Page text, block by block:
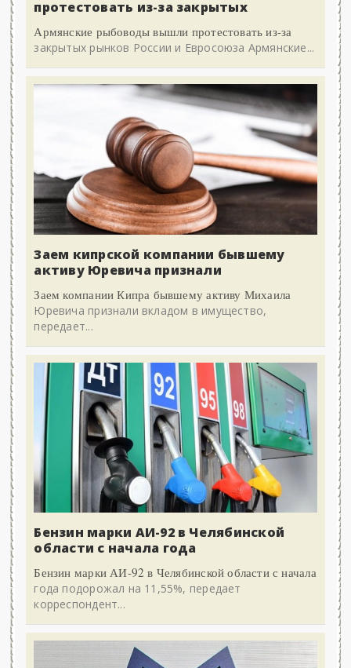
протестовать из-за закрытых
Армянские рыбоводы вышли протестовать из-за
закрытых рынков России и Евросоюза Армянские...
Заем кипрской компании бывшему
активу Юревича признали
Заем компании Кипра бывшему активу Михаила
Юревича признали вкладом в имущество,
передает...
Бензин марки АИ-92 в Челябинской
области с начала года
Бензин марки АИ-92 в Челябинской области с начала
года подорожал на 11,55%, передает
корреспондент...